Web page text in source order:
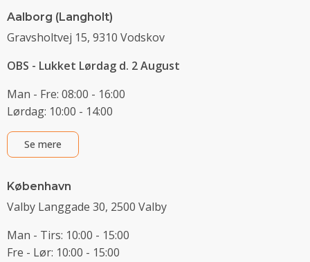
Aalborg (Langholt)
Gravsholtvej 15, 9310 Vodskov
OBS - Lukket Lørdag d. 2 August
Man - Fre: 08:00 - 16:00
Lørdag: 10:00 - 14:00
Se mere
København
Valby Langgade 30, 2500 Valby
Man - Tirs: 10:00 - 15:00
Fre - Lør: 10:00 - 15:00